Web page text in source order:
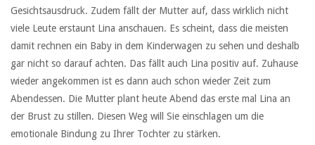
Gesichtsausdruck. Zudem fällt der Mutter auf, dass wirklich nicht
viele Leute erstaunt Lina anschauen. Es scheint, dass die meisten
damit rechnen ein Baby in dem Kinderwagen zu sehen und deshalb
gar nicht so darauf achten. Das fällt auch Lina positiv auf. Zuhause
wieder angekommen ist es dann auch schon wieder Zeit zum
Abendessen. Die Mutter plant heute Abend das erste mal Lina an
der Brust zu stillen. Diesen Weg will Sie einschlagen um die
emotionale Bindung zu Ihrer Tochter zu stärken.